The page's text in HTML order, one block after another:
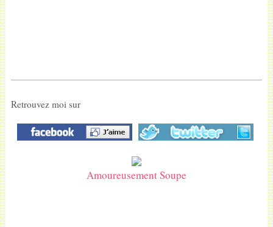
Retrouvez moi sur
Amoureusement Soupe